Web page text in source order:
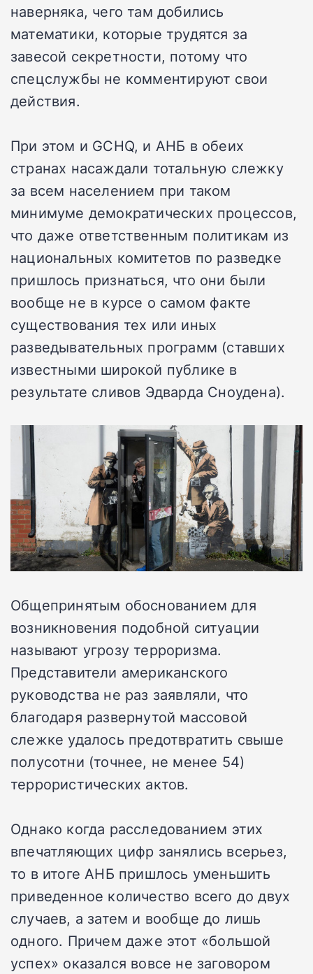
наверняка, чего там добились
математики, которые трудятся за
завесой секретности, потому что
спецслужбы не комментируют свои
действия.
При этом и GCHQ, и АНБ в обеих
странах насаждали тотальную слежку
за всем населением при таком
минимуме демократических процессов,
что даже ответственным политикам из
национальных комитетов по разведке
пришлось признаться, что они были
вообще не в курсе о самом факте
существования тех или иных
разведывательных программ (ставших
известными широкой публике в
результате сливов Эдварда Сноудена).
Общепринятым обоснованием для
возникновения подобной ситуации
называют угрозу терроризма.
Представители американского
руководства не раз заявляли, что
благодаря развернутой массовой
слежке удалось предотвратить свыше
полусотни (точнее, не менее 54)
террористических актов.
Однако когда расследованием этих
впечатляющих цифр занялись всерьез,
то в итоге АНБ пришлось уменьшить
приведенное количество всего до двух
случаев, а затем и вообще до лишь
одного. Причем даже этот «большой
успех» оказался вовсе не заговором